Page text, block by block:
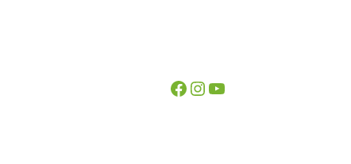
Facebook InstagramYouTube